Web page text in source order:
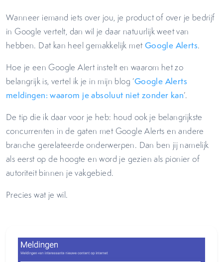
Wanneer iemand iets over jou, je product of over je bedrijf
in Google vertelt, dan wil je daar natuurlijk weet van
hebben. Dat kan heel gemakkelijk metGoogle Alerts.
Hoe je een Google Alert instelt en waarom het zo
belangrijk is, vertel ik je in mijn blog ‘Google Alerts
meldingen: waarom je absoluut niet zonder kan’.
De tip die ik daar voor je heb: houd ook je belangrijkste
concurrenten in de gaten met Google Alerts en andere
branche gerelateerde onderwerpen. Dan ben jij namelijk
als eerst op de hoogte en word je gezien als pionier of
autoriteit binnen je vakgebied.
Precies wat je wil.